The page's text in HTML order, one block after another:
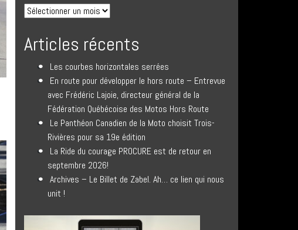
Articles récents
Les courbes horizontales serrées
En route pour développer le hors route – Entrevue
avec Frédéric Lajoie, directeur général de la
Fédération Québécoise des Motos Hors Route
Le Panthéon Canadien de la Moto choisit Trois-
Rivières pour sa 19e édition
La Ride du courage PROCURE est de retour en
septembre 2026!
Archives – Le Billet de Zabel. Ah… ce lien qui nous
unit !